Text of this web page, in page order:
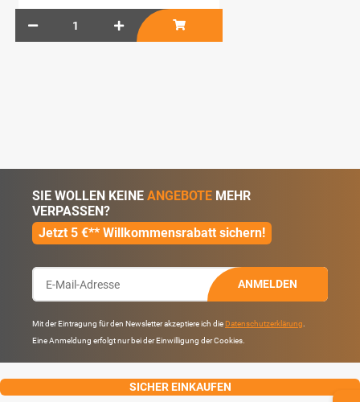
SIE WOLLEN KEINE ANGEBOTE MEHR
VERPASSEN?
Jetzt 5 €** Willkommensrabatt sichern!
ANMELDEN
Mit der Eintragung für den Newsletter akzeptiere ich die Datenschutzerklärung
Eine Anmeldung erfolgt nur bei der Einwilligung der Cookies.
SICHER EINKAUFEN